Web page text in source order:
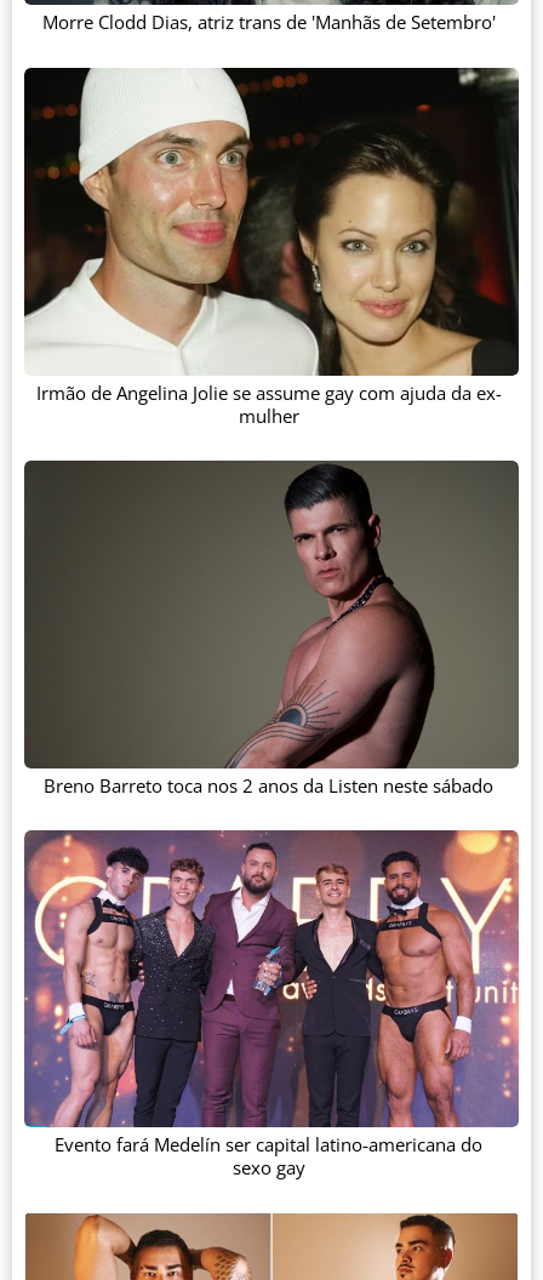
Morre Clodd Dias, atriz trans de 'Manhãs de Setembro'
Irmão de Angelina Jolie se assume gay com ajuda da ex-
mulher
Breno Barreto toca nos 2 anos da Listen neste sábado
Evento fará Medelín ser capital latino-americana do
sexo gay